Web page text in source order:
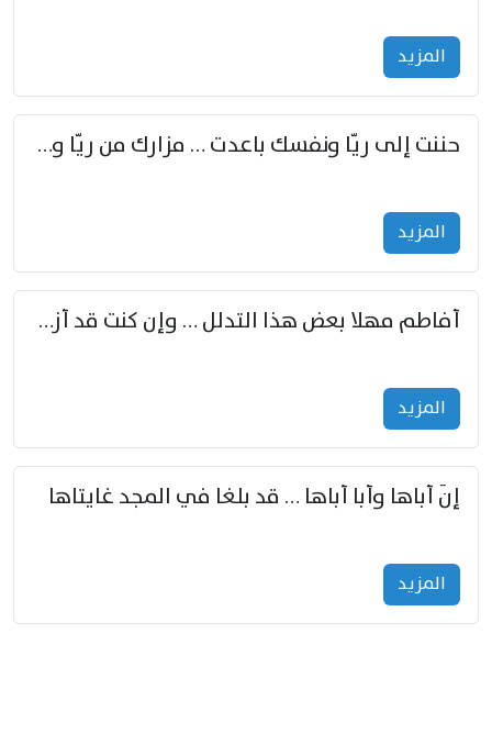
المزید
حننت إلى ريّا ونفسك باعدت … مزارك من ريّا وشعباكما معا
المزید
أفاطم مهلا بعض هذا التدلل … وإن كنت قد أزمعت صرمي فأجملي
المزید
إنّ أباها وأبا أباها … قد بلغا في المجد غايتاها
المزید